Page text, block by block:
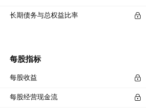
长期债务与总权益比率
每股指标
每股收益
每股经营现金流